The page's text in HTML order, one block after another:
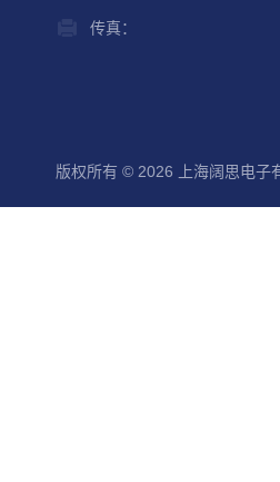
传真：
版权所有 © 2026 上海阔思电子